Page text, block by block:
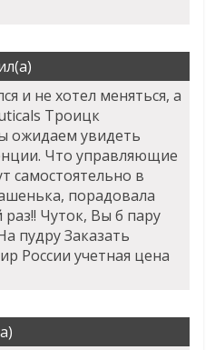
и не хотел меняться, а
Троицк
ожидаем увидеть
Что управляющие
самостоятельно в
порадовала
Чуток, Вы б пару
пудру Заказать
России учетная цена